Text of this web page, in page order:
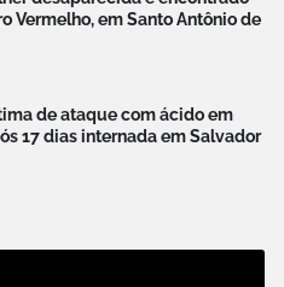
Vermelho, em Santo Antônio de
de ataque com ácido em
17 dias internada em Salvador